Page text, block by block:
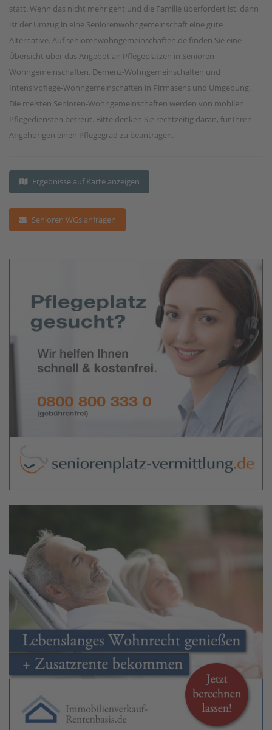
statt. Wenn das nicht mehr geht und die Familie überfordert ist, dann
ist der Umzug in eine Seniorenwohngemeinschaft eine gute
Alternative. Auf seniorenwohngemeinschaften.de finden Sie eine
Übersicht über das Angebot an Pflegeplätzen in Senioren-
Wohngemeinschaften, Demenz-Wohngemeinschaften und
Intensivpflege-Wohngemeinschaften in Pirmasens und Umgebung.
Die meisten Senioren-Wohngemeinschaften werden von mobilen
Pflegediensten betreut. Bitte denken Sie rechtzeitig daran, für Ihren
Angehörigen einen Pflegegrad zu beantragen.
Ergebnisse auf Karte anzeigen
Senioren WGs anfragen